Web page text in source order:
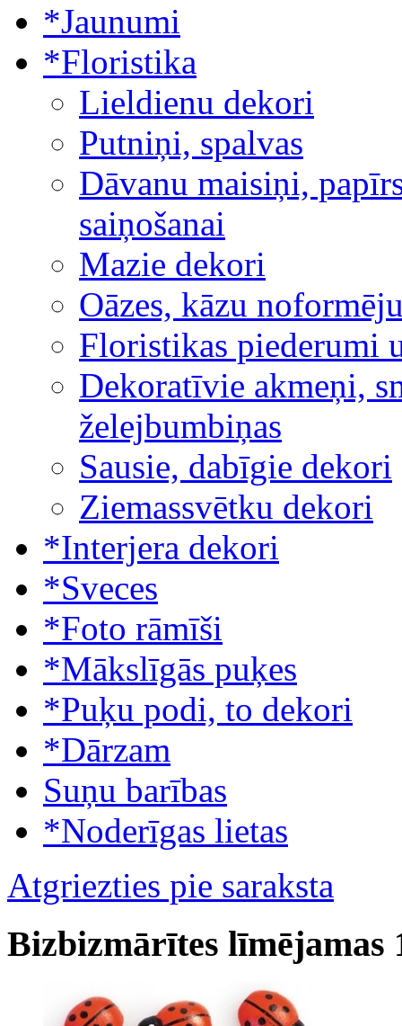
*Jaunumi
*Floristika
Lieldienu dekori
Putniņi, spalvas
Dāvanu maisiņi,
saiņošanai
Mazie dekori
Oāzes, kāzu
Floristikas piederumi
Dekoratīvie akmeņi,
želejbumbiņas
Sausie, dabīgie dekori
Ziemassvētku dekori
*Interjera dekori
*Sveces
*Foto rāmīši
*Mākslīgās puķes
*Puķu podi, to dekori
*Dārzam
Suņu barības
*Noderīgas lietas
Atgriezties pie saraksta
Bizbizmārītes līmējamas